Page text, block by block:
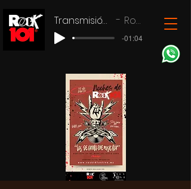
Transmisión en vivo Rock 101
-01:04